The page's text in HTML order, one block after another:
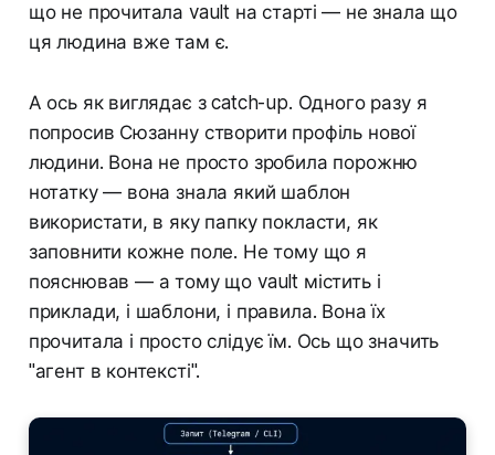
що не прочитала vault на старті — не знала що
ця людина вже там є.
А ось як виглядає з catch-up. Одного разу я
попросив Сюзанну створити профіль нової
людини. Вона не просто зробила порожню
нотатку — вона знала який шаблон
використати, в яку папку покласти, як
заповнити кожне поле. Не тому що я
пояснював — а тому що vault містить і
приклади, і шаблони, і правила. Вона їх
прочитала і просто слідує їм. Ось що значить
"агент в контексті".